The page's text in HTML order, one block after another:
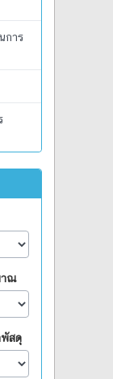
การ
าณ
พัสดุ